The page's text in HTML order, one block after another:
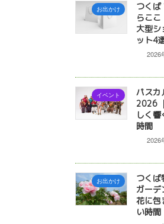
お出かけ
つくば
らここ
大型シ
ット4
2026
イベント
パスカ
2026
しく
時間
2026
お出かけ
つくば
ガー
花に包
い時間